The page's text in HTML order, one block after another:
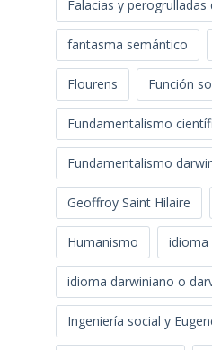
Falacias y perogrulladas
fantasma semántico
Flourens Función
Fundamentalismo
Fundamentalismo
Geoffroy Saint Hilaire
Humanismo idioma
idioma darwiniano o
Ingeniería social y